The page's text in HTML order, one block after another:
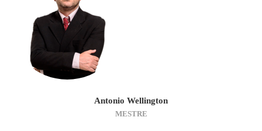
Antonio Wellington
MESTRE